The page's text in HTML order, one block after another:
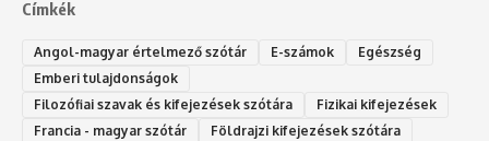
Címkék
Angol-magyar értelmező szótár E-számok
Egészség
Emberi tulajdonságok
Filozófiai szavak és kifejezések szótára
Fizikai kifejezések
Francia - magyar szótár
Földrajzi kifejezések szótára